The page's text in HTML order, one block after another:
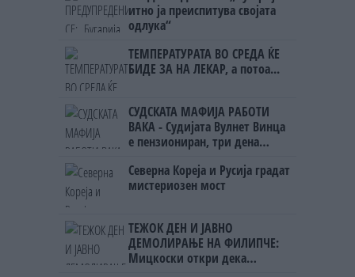
итно ја преиспитува својата
одлука“
ТЕМПЕРАТУРАТА ВО СРЕДА ЌЕ
БИДЕ ЗА НА ЛЕКАР, а потоа...
СУДСКАТА МАФИЈА РАБОТИ
ВАКА - Судијата Вулнет Винца
е пензиониран, три дена
на бизнисменот Марковски
Северна Кореја и Русија градат
мистериозен мост
ТЕЖОК ДЕН И ЈАВНО
ДЕМОЛИРАЊЕ НА ФИЛИПЧЕ:
Мицкоски откри дека